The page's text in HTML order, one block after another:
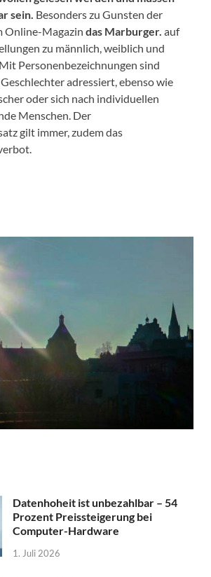
sein. Besonders zu Gunsten der
Online-Magazin das Marburger. auf
zu männlich, weiblich und
Personenbezeichnungen sind
adressiert, ebenso wie
oder sich nach individuellen
Menschen. Der
gilt immer, zudem das
Datenhoheit ist unbezahlbar – 54
Prozent Preissteigerung bei
Computer-Hardware
1. Juli 2026